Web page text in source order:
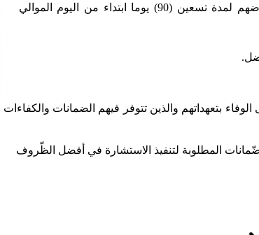
لمدة تسعين (90)
يوما ابتداء من اليوم الموالي
بتعهداتهم والذين تتوفر فيهم الضمانات والكفاءات
المطلوبة لتنفيذ الاستشارة في أفضل الظّروف